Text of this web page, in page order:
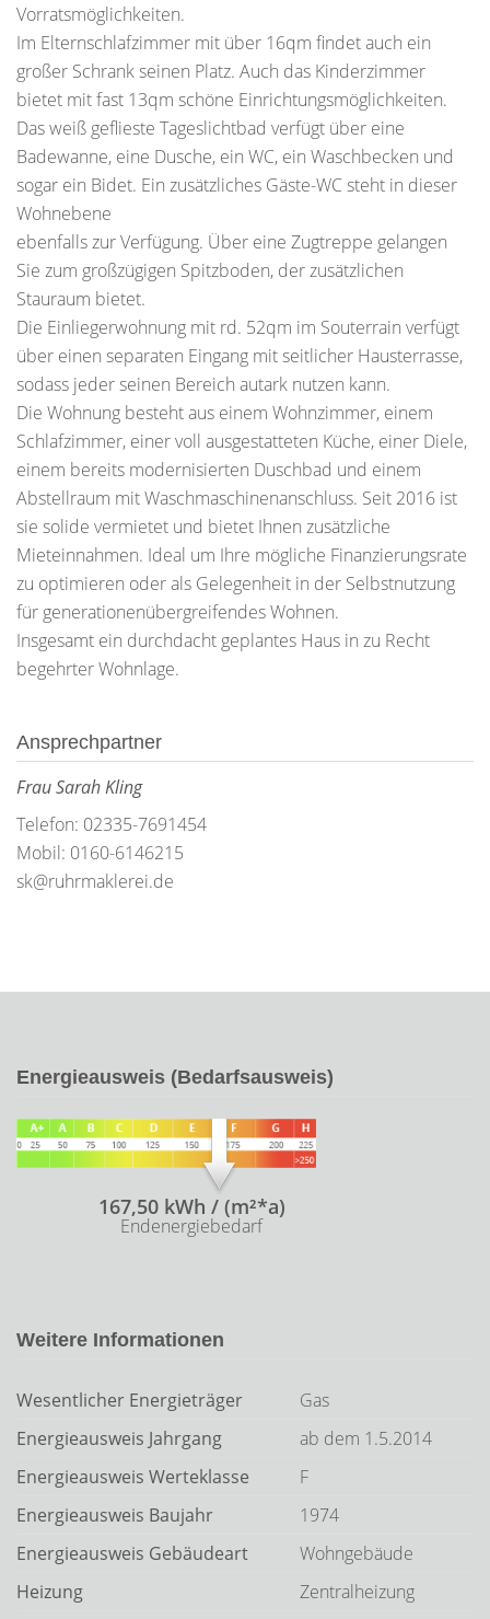
Vorratsmöglichkeiten.
Im Elternschlafzimmer mit über 16qm findet auch ein
großer Schrank seinen Platz. Auch das Kinderzimmer
bietet mit fast 13qm schöne Einrichtungsmöglichkeiten.
Das weiß geflieste Tageslichtbad verfügt über eine
Badewanne, eine Dusche, ein WC, ein Waschbecken und
sogar ein Bidet. Ein zusätzliches Gäste-WC steht in dieser
Wohnebene
ebenfalls zur Verfügung. Über eine Zugtreppe gelangen
Sie zum großzügigen Spitzboden, der zusätzlichen
Stauraum bietet.
Die Einliegerwohnung mit rd. 52qm im Souterrain verfügt
über einen separaten Eingang mit seitlicher Hausterrasse,
sodass jeder seinen Bereich autark nutzen kann.
Die Wohnung besteht aus einem Wohnzimmer, einem
Schlafzimmer, einer voll ausgestatteten Küche, einer Diele,
einem bereits modernisierten Duschbad und einem
Abstellraum mit Waschmaschinenanschluss. Seit 2016 ist
sie solide vermietet und bietet Ihnen zusätzliche
Mieteinnahmen. Ideal um Ihre mögliche Finanzierungsrate
zu optimieren oder als Gelegenheit in der Selbstnutzung
für generationenübergreifendes Wohnen.
Insgesamt ein durchdacht geplantes Haus in zu Recht
begehrter Wohnlage.
Ansprechpartner
Frau Sarah Kling
Telefon: 02335-7691454
Mobil: 0160-6146215
sk@ruhrmaklerei.de
Energieausweis (Bedarfsausweis)
167,50 kWh / (m²*a)
Endenergiebedarf
Weitere Informationen
Wesentlicher Energieträger
Gas
Energieausweis Jahrgang
ab dem 1.5.2014
Energieausweis Werteklasse
F
Energieausweis Baujahr
1974
Energieausweis Gebäudeart
Wohngebäude
Heizung
Zentralheizung